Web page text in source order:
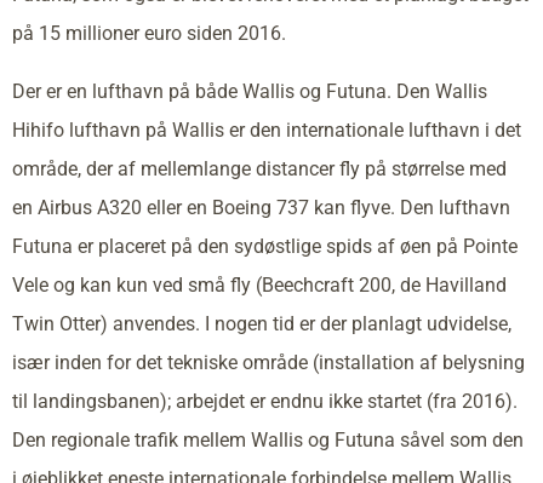
på 15 millioner euro siden 2016.
Der er en lufthavn på både Wallis og Futuna. Den Wallis
Hihifo lufthavn på Wallis er den internationale lufthavn i det
område, der af mellemlange distancer fly på størrelse med
en Airbus A320 eller en Boeing 737 kan flyve. Den lufthavn
Futuna er placeret på den sydøstlige spids af øen på Pointe
Vele og kan kun ved små fly (Beechcraft 200, de Havilland
Twin Otter) anvendes. I nogen tid er der planlagt udvidelse,
især inden for det tekniske område (installation af belysning
til landingsbanen); arbejdet er endnu ikke startet (fra 2016).
Den regionale trafik mellem Wallis og Futuna såvel som den